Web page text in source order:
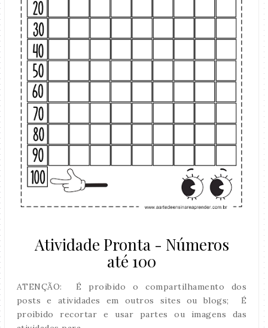
Atividade Pronta - Números
até 100
ATENÇÃO: É proibido o compartilhamento dos
posts e atividades em outros sites ou blogs; É
proibido recortar e usar partes ou imagens das